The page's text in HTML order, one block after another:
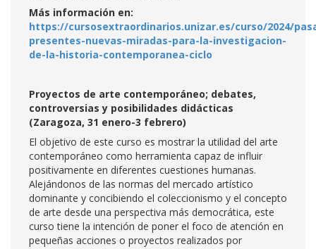
Más información en:
https://cursosextraordinarios.unizar.es/curso/2024/
presentes-nuevas-miradas-para-la-investigacion-
de-la-historia-contemporanea-ciclo
Proyectos de arte contemporáneo; debates,
controversias y posibilidades didácticas
(Zaragoza, 31 enero-3 febrero)
El objetivo de este curso es mostrar la utilidad del arte
contemporáneo como herramienta capaz de influir
positivamente en diferentes cuestiones humanas.
Alejándonos de las normas del mercado artístico
dominante y concibiendo el coleccionismo y el concepto
de arte desde una perspectiva más democrática, este
curso tiene la intención de poner el foco de atención en
pequeñas acciones o proyectos realizados por